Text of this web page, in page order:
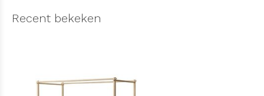
Recent bekeken